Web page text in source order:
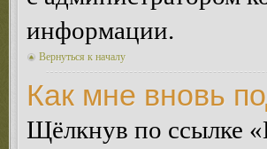
информации.
Вернуться к началу
Как мне вновь
Щёлкнув по ссылке